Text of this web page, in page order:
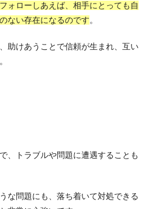
ォローしあえば、相手にとっても自
ない存在になるのです。
助けあうことで信頼が生まれ、互い
、トラブルや問題に遭遇することも
な問題にも、落ち着いて対処できる